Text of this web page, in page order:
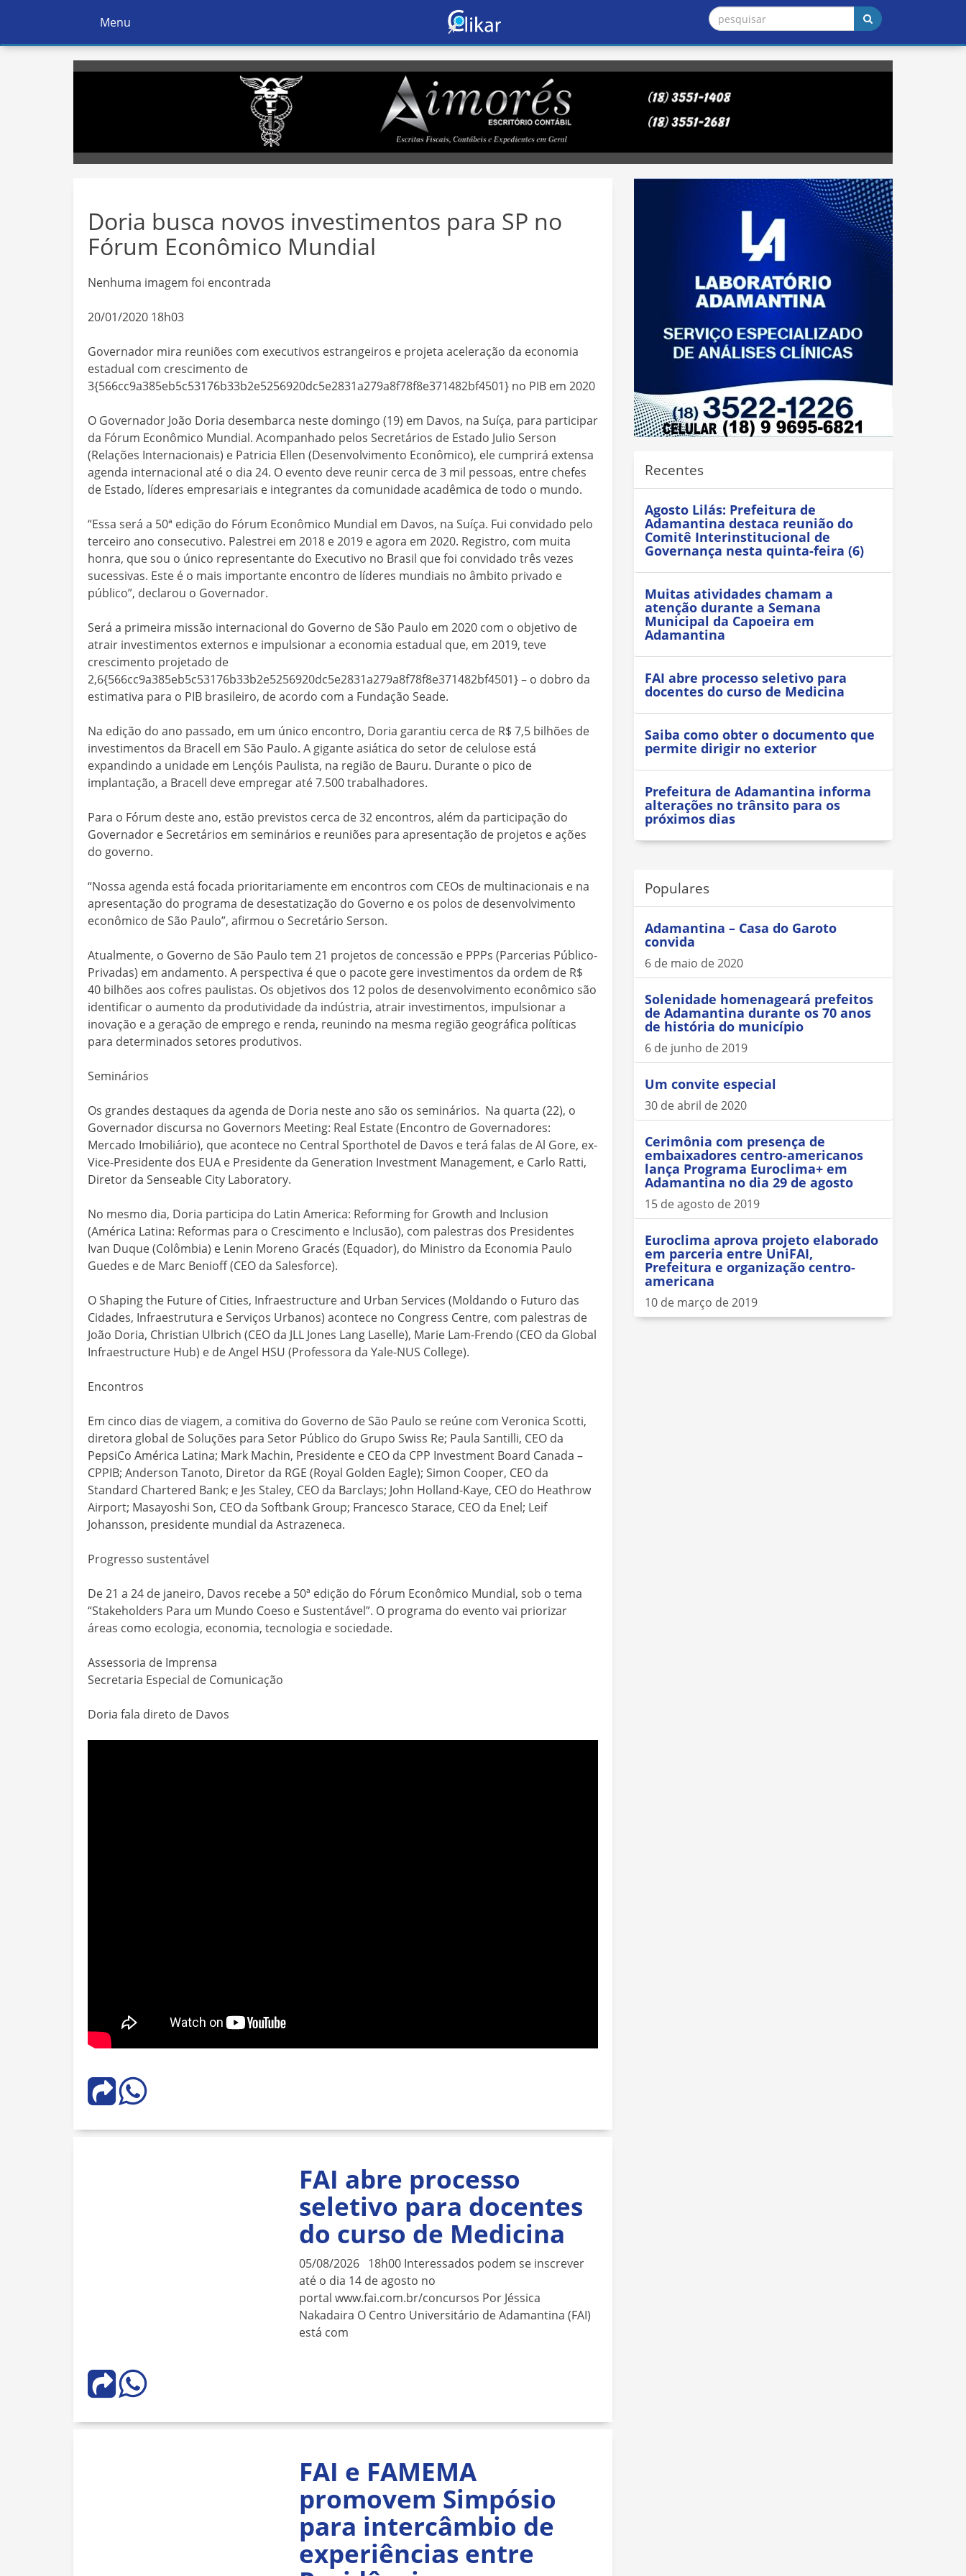
Ativar
Navegação
Menu
Doria busca novos investimentos para SP no
Fórum Econômico Mundial
Nenhuma imagem foi encontrada
20/01/2020 18h03
Governador mira reuniões com executivos estrangeiros e projeta aceleração da economia
estadual com crescimento de
3{566cc9a385eb5c53176b33b2e5256920dc5e2831a279a8f78f8e371482bf4501} no PIB em 2020
O Governador João Doria desembarca neste domingo (19) em Davos, na Suíça, para participar
da Fórum Econômico Mundial. Acompanhado pelos Secretários de Estado Julio Serson
(Relações Internacionais) e Patricia Ellen (Desenvolvimento Econômico), ele cumprirá extensa
agenda internacional até o dia 24. O evento deve reunir cerca de 3 mil pessoas, entre chefes
de Estado, líderes empresariais e integrantes da comunidade acadêmica de todo o mundo.
“Essa será a 50ª edição do Fórum Econômico Mundial em Davos, na Suíça. Fui convidado pelo
terceiro ano consecutivo. Palestrei em 2018 e 2019 e agora em 2020. Registro, com muita
honra, que sou o único representante do Executivo no Brasil que foi convidado três vezes
sucessivas. Este é o mais importante encontro de líderes mundiais no âmbito privado e
público”, declarou o Governador.
Será a primeira missão internacional do Governo de São Paulo em 2020 com o objetivo de
atrair investimentos externos e impulsionar a economia estadual que, em 2019, teve
crescimento projetado de
2,6{566cc9a385eb5c53176b33b2e5256920dc5e2831a279a8f78f8e371482bf4501} – o dobro da
estimativa para o PIB brasileiro, de acordo com a Fundação Seade.
Na edição do ano passado, em um único encontro, Doria garantiu cerca de R$ 7,5 bilhões de
investimentos da Bracell em São Paulo. A gigante asiática do setor de celulose está
expandindo a unidade em Lençóis Paulista, na região de Bauru. Durante o pico de
implantação, a Bracell deve empregar até 7.500 trabalhadores.
Para o Fórum deste ano, estão previstos cerca de 32 encontros, além da participação do
Governador e Secretários em seminários e reuniões para apresentação de projetos e ações
do governo.
“Nossa agenda está focada prioritariamente em encontros com CEOs de multinacionais e na
apresentação do programa de desestatização do Governo e os polos de desenvolvimento
econômico de São Paulo”, afirmou o Secretário Serson.
Atualmente, o Governo de São Paulo tem 21 projetos de concessão e PPPs (Parcerias Público-
Privadas) em andamento. A perspectiva é que o pacote gere investimentos da ordem de R$
40 bilhões aos cofres paulistas. Os objetivos dos 12 polos de desenvolvimento econômico são
identificar o aumento da produtividade da indústria, atrair investimentos, impulsionar a
inovação e a geração de emprego e renda, reunindo na mesma região geográfica políticas
para determinados setores produtivos.
Seminários
Os grandes destaques da agenda de Doria neste ano são os seminários. Na quarta (22), o
Governador discursa no Governors Meeting: Real Estate (Encontro de Governadores:
Mercado Imobiliário), que acontece no Central Sporthotel de Davos e terá falas de Al Gore, ex-
Vice-Presidente dos EUA e Presidente da Generation Investment Management, e Carlo Ratti,
Diretor da Senseable City Laboratory.
No mesmo dia, Doria participa do Latin America: Reforming for Growth and Inclusion
(América Latina: Reformas para o Crescimento e Inclusão), com palestras dos Presidentes
Ivan Duque (Colômbia) e Lenin Moreno Gracés (Equador), do Ministro da Economia Paulo
Guedes e de Marc Benioff (CEO da Salesforce).
O Shaping the Future of Cities, Infraestructure and Urban Services (Moldando o Futuro das
Cidades, Infraestrutura e Serviços Urbanos) acontece no Congress Centre, com palestras de
João Doria, Christian Ulbrich (CEO da JLL Jones Lang Laselle), Marie Lam-Frendo (CEO da Global
Infraestructure Hub) e de Angel HSU (Professora da Yale-NUS College).
Encontros
Em cinco dias de viagem, a comitiva do Governo de São Paulo se reúne com Veronica Scotti,
diretora global de Soluções para Setor Público do Grupo Swiss Re; Paula Santilli, CEO da
PepsiCo América Latina; Mark Machin, Presidente e CEO da CPP Investment Board Canada –
CPPIB; Anderson Tanoto, Diretor da RGE (Royal Golden Eagle); Simon Cooper, CEO da
Standard Chartered Bank; e Jes Staley, CEO da Barclays; John Holland-Kaye, CEO do Heathrow
Airport; Masayoshi Son, CEO da Softbank Group; Francesco Starace, CEO da Enel; Leif
Johansson, presidente mundial da Astrazeneca.
Progresso sustentável
De 21 a 24 de janeiro, Davos recebe a 50ª edição do Fórum Econômico Mundial, sob o tema
“Stakeholders Para um Mundo Coeso e Sustentável”. O programa do evento vai priorizar
áreas como ecologia, economia, tecnologia e sociedade.
Assessoria de Imprensa
Secretaria Especial de Comunicação
Doria fala direto de Davos
FAI abre processo
seletivo para docentes
do curso de Medicina
05/08/2026 18h00 Interessados podem se inscrever
até o dia 14 de agosto no
portal www.fai.com.br/concursos Por Jéssica
Nakadaira O Centro Universitário de Adamantina (FAI)
está com
FAI e FAMEMA
promovem Simpósio
para intercâmbio de
experiências entre
Recentes
Agosto Lilás: Prefeitura de
Adamantina destaca reunião do
Comitê Interinstitucional de
Governança nesta quinta-feira (6)
Muitas atividades chamam a
atenção durante a Semana
Municipal da Capoeira em
Adamantina
FAI abre processo seletivo para
docentes do curso de Medicina
Saiba como obter o documento que
permite dirigir no exterior
Prefeitura de Adamantina informa
alterações no trânsito para os
próximos dias
Populares
Adamantina – Casa do Garoto
convida
6 de maio de 2020
Solenidade homenageará prefeitos
de Adamantina durante os 70 anos
de história do município
6 de junho de 2019
Um convite especial
30 de abril de 2020
Cerimônia com presença de
embaixadores centro-americanos
lança Programa Euroclima+ em
Adamantina no dia 29 de agosto
15 de agosto de 2019
Euroclima aprova projeto elaborado
em parceria entre UniFAI,
Prefeitura e organização centro-
americana
10 de março de 2019